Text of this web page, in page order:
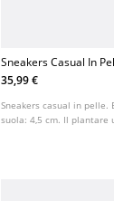
Sneakers Casual In
35,99 €
Sneakers casual in
suola: 4,5 cm. Il